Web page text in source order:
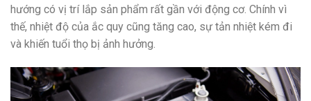
hướng có vị trí lắp sản phẩm rất gần với động cơ. Chính vì
thế, nhiệt độ của ắc quy cũng tăng cao, sự tản nhiệt kém đi
và khiến tuổi thọ bị ảnh hưởng.